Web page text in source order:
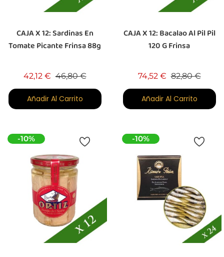
CAJA X 12: Sardinas En
Tomate Picante Frinsa 88g
42,12 € Precio base
46,80 €Precio
Añadir Al Carrito
CAJA X 12: Bacalao Al Pil Pil
120 G Frinsa
74,52 € Precio base
82,80 €
Añadir Al Carrito
-10% -10%